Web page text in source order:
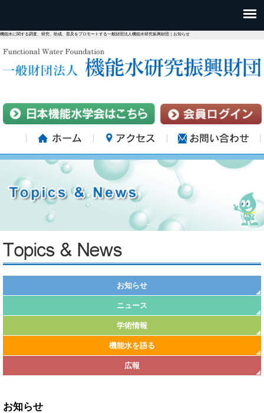
機能水に関する調査、研究、助成、普及をプロモートする一般財団法人機能水研究振興財団｜お知らせ
お知らせ
ニュース
学術情報
機能水を語る
広報
お知らせ